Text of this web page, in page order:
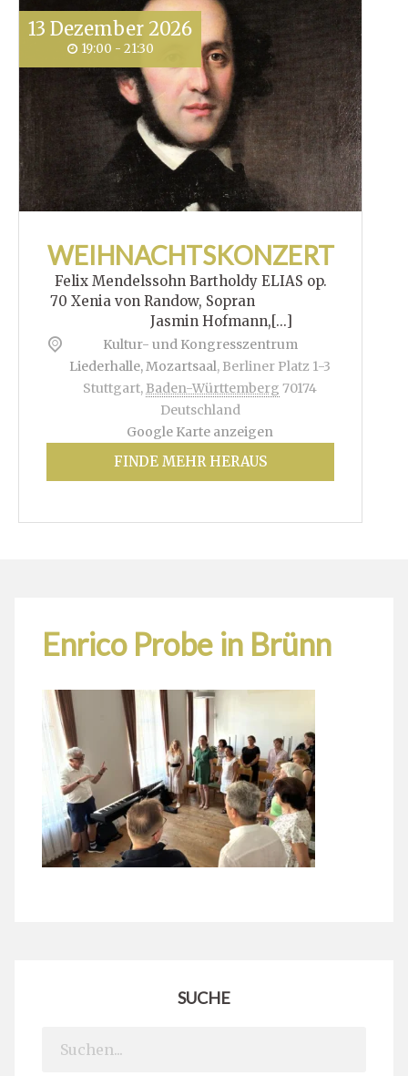
13 Dezember 2026
19:00 - 21:30
WEIHNACHTSKONZERT
Felix Mendelssohn Bartholdy ELIAS op.
70 Xenia von Randow, Sopran
Jasmin Hofmann,[...]
Kultur- und Kongresszentrum
Liederhalle, Mozartsaal, Berliner Platz 1-3
Stuttgart, Baden-Württemberg 70174
Deutschland
Google Karte anzeigen
FINDE MEHR HERAUS
Enrico Probe in Brünn
SUCHE
Search